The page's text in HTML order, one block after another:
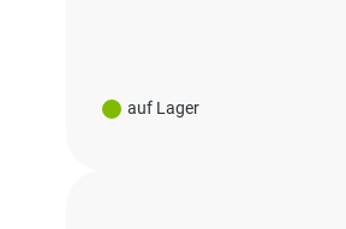
auf Lager